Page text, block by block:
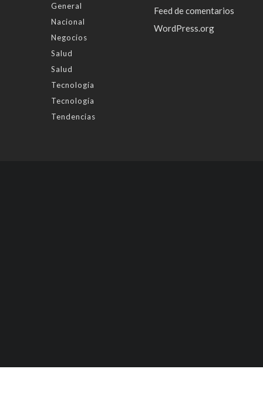
General
Nacional
Negocios
Salud
Salud
Tecnología
Tecnología
Tendencias
Feed de comentarios
WordPress.org